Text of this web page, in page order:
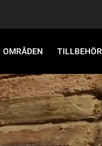
OMRÅDEN TILLBEHÖR